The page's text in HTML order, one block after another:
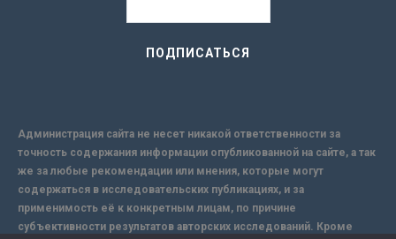
Администрация сайта не несет никакой ответственности за
точность содержания информации опубликованной на сайте, а так
же за любые рекомендации или мнения, которые могут
содержаться в исследовательских публикациях, и за
применимость её к конкретным лицам, по причине
субъективности результатов авторских исследований. Кроме